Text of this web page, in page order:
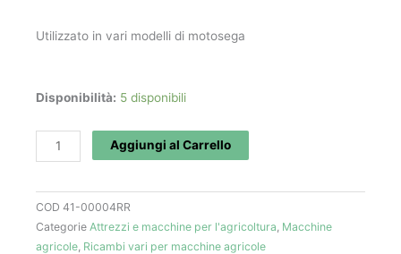
Utilizzato in vari modelli di motosega
Disponibilità: 5 disponibili
Vite
art.
-
Oleo
Aggiungi al Carrello
COD 41-00004RR
Categorie Attrezzi e macchine per l'agricoltura, Macchine
agricole, Ricambi vari per macchine agricole